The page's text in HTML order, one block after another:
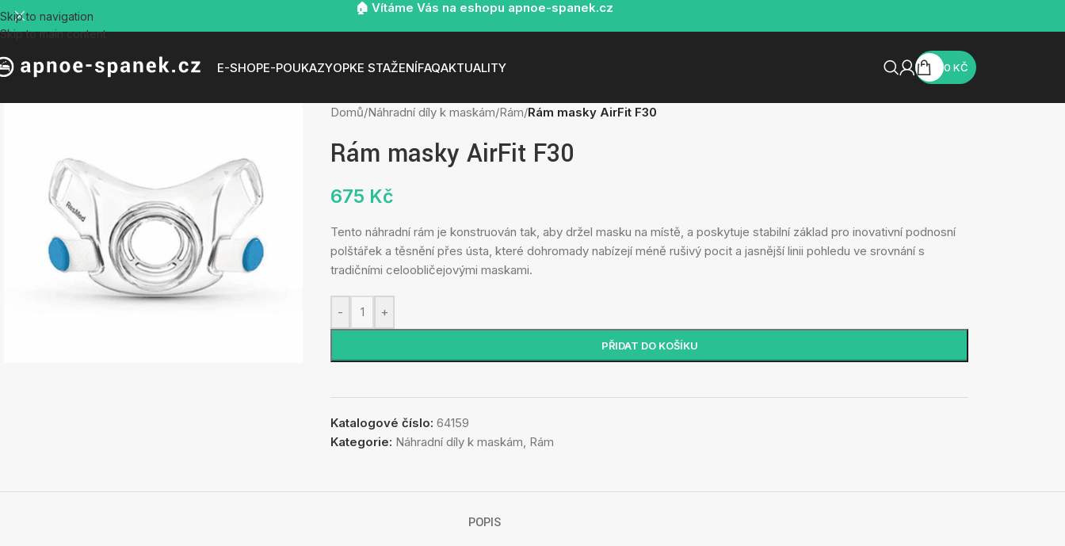
Skip to navigation
Skip to main content
🏠 Vítáme Vás na eshopu apnoe-spanek.cz
E-SHOPE-POUKAZYOPKE STAŽENÍFAQAKTUALITY 0 KČ
Domů/Náhradní díly k maskám/Rám/Rám masky AirFit F30
Rám masky AirFit F30
675 Kč
Tento náhradní rám je konstruován tak, aby držel masku na místě, a poskytuje stabilní základ pro inovativní podnosní
polštářek a těsnění přes ústa, které dohromady nabízejí méně rušivý pocit a jasnější linii pohledu ve srovnání s
tradičními celoobličejovými maskami.
- +
PŘIDAT DO KOŠÍKU
Katalogové číslo:64159
Kategorie: Náhradní díly k maskám, Rám
POPIS